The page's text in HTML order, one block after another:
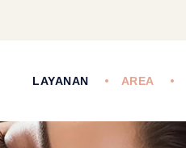
LAYANAN AREA